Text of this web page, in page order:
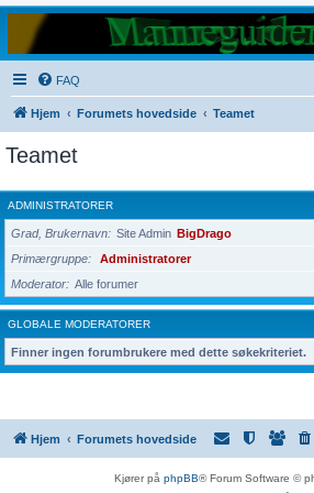
FAQ
Hjem Forumets hovedside Teamet
Teamet
ADMINISTRATORER
Grad, Brukernavn Site Admin BigDrago
Primærgruppe
Administratorer
Moderator
Alle forumer
GLOBALE MODERATORER
Finner ingen forumbrukere med dette søkekriteriet.
Hjem Forumets hovedside
Kjører på phpBB® Forum Software ©